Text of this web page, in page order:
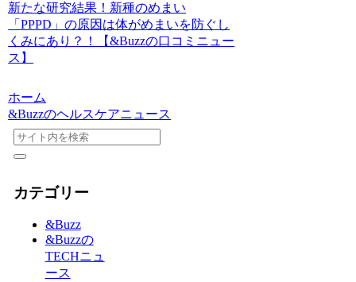
新たな研究結果！新種のめまい
「PPPD」の原因は体がめまいを防ぐし
くみにあり？！【&Buzzの口コミニュー
ス】
ホーム
&Buzzのヘルスケアニュース
カテゴリー
&Buzz
&Buzzの
TECHニュ
ース